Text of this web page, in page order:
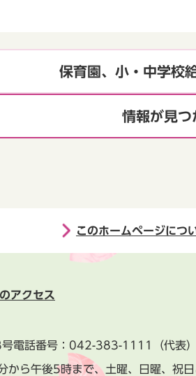
保育園、小・中学校
情報が見つ
このホームページにつ
アクセス
電話番号： 042-383-1111 （代表）
から午後5時まで、土曜、日曜、祝日